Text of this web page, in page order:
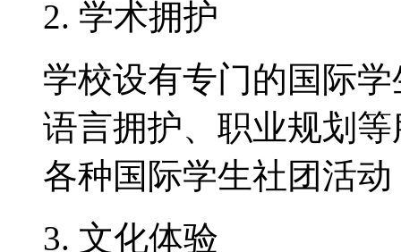
2. 学术拥护
学校设有专门的国际
语言拥护、职业规划
各种国际学生社团活
3. 文化体验